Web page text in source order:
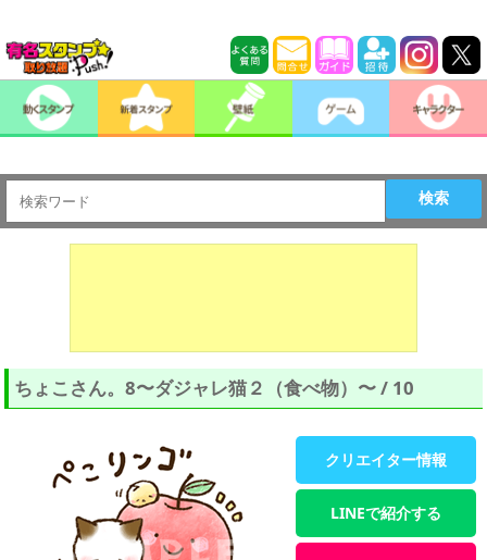
検索
ちょこさん。8〜ダジャレ猫２（食べ物）〜 / 10
クリエイター情報
LINEで紹介する